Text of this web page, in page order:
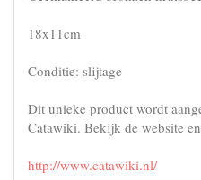
18x11cm
Conditie: slijtage
Dit unieke product wordt
Catawiki. Bekijk de website
http://www.catawiki.nl/